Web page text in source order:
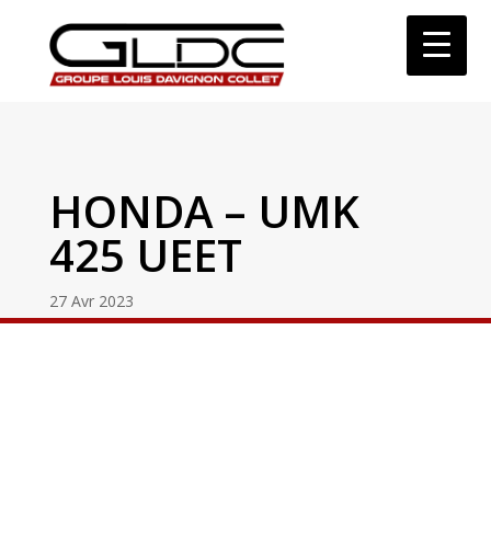
HONDA – UMK
425 UEET
27 Avr 2023